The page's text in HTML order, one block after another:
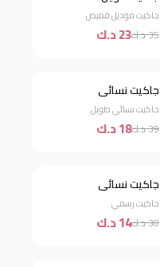
جاكيت موديل قميص
35 د.ك 23 د.ك
خصم 54%
جاكيت نسائي
جاكيت نسائي طويل
39 د.ك 18 د.ك
خصم 63%
جاكيت نسائي
جاكيت رسمي
38 د.ك 14 د.ك